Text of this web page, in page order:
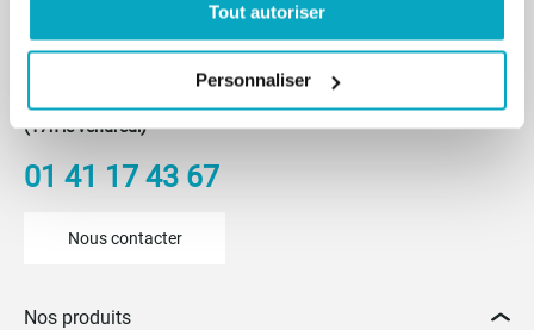
Tout autoriser
Personnaliser
Du lundi au vendredi
De 8h30 à 12h30 et de 14h à 18h
(17h le vendredi)
01 41 17 43 67
Nous contacter
Nos produits